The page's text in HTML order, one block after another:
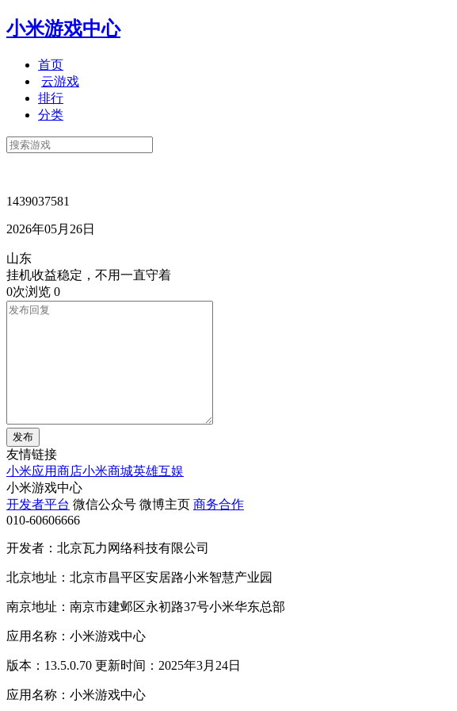
小米游戏中心
首页
云游戏
排行
分类
1439037581
2026年05月26日
山东
挂机收益稳定，不用一直守着
0次浏览 0
发布
友情链接
小米应用商店小米商城英雄互娱
小米游戏中心
开发者平台 微信公众号 微博主页 商务合作
010-60606666
开发者：北京瓦力网络科技有限公司
北京地址：北京市昌平区安居路小米智慧产业园
南京地址：南京市建邺区永初路37号小米华东总部
应用名称：小米游戏中心
版本：13.5.0.70 更新时间：2025年3月24日
应用名称：小米游戏中心